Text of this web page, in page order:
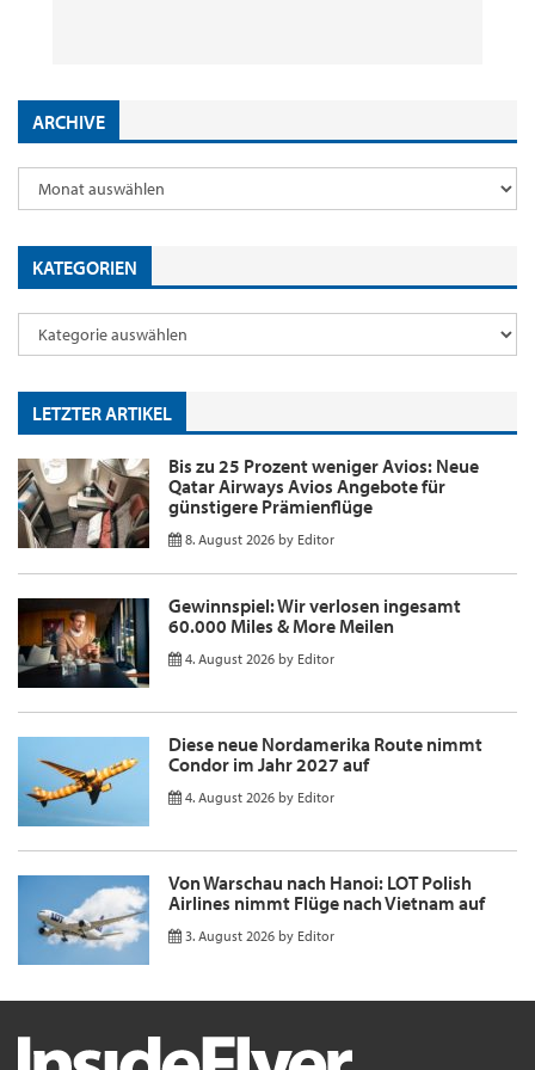
ARCHIVE
KATEGORIEN
LETZTER ARTIKEL
Bis zu 25 Prozent weniger Avios: Neue
Qatar Airways Avios Angebote für
günstigere Prämienflüge
8. August 2026 by Editor
Gewinnspiel: Wir verlosen ingesamt
60.000 Miles & More Meilen
4. August 2026 by Editor
Diese neue Nordamerika Route nimmt
Condor im Jahr 2027 auf
4. August 2026 by Editor
Von Warschau nach Hanoi: LOT Polish
Airlines nimmt Flüge nach Vietnam auf
3. August 2026 by Editor